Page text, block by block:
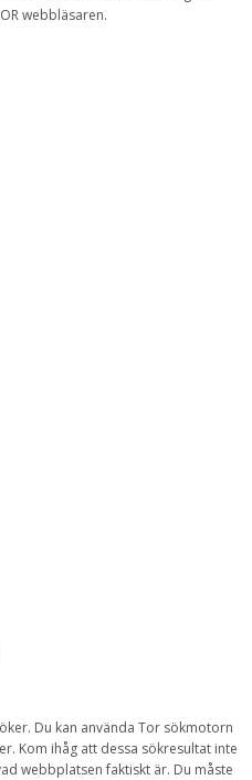
webbläsaren.
. Du kan använda Tor sökmotorn
Kom ihåg att dessa sökresultat inte
webbplatsen faktiskt är. Du måste